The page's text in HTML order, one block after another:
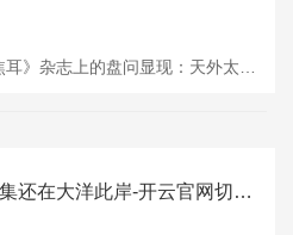
开云体育真金白银的大市集还在大洋此岸-开云官网切尔西赞助商(2025已更新(最新/官方/入口)